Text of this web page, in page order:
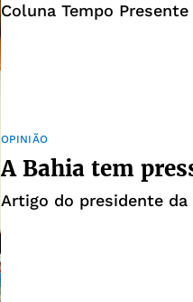
Coluna Tempo
OPINIÃO
A Bahia tem
Artigo do presidente da